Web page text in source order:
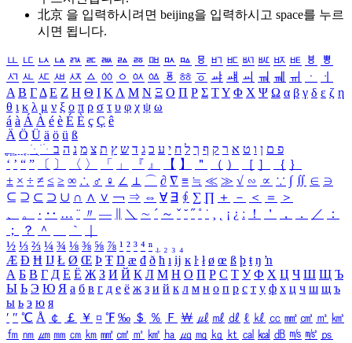
北京 을 입력하시려면 beijing을 입력하시고 space를 누르
시면 됩니다.
ㅥ ㅦ ㅧ ㅨ ㅩ ㅪ ㅫ ㅬ ㅭ ㅮ ㅯ ㅰ ㅱ ㅲ ㅳ ㅴ ㅵ ㅶ ㅷ ㅸ
ㅹ
ㅺ ㅻ ㅼ ㅽ ㅾ ㅿ ㆀ ㆁ ㆂ ㆃ ㆄ ㆅ ㆆ ㆇ ㆈ ㆉ ㆊ ㆋ ㆌ ㆍ
ㆎ
Α Β ΓΔ Ε Ζ Η Θ Ι ΚΛ Μ Ν Ξ Ο Π Ρ Σ ΤΥ Φ Χ Ψ Ω α β γ δ ε ζ η
θ ι κ λ μ ν ξ ο π ρ σ τ υ φ χ ψ ω
á à Á À é è É È ç Ç ê
Ä Ö Ü ä ö ü ß
ִֶֹ ֻּ ׁׂ פ ם ן ו ט א ר ק ף ך ל ח י ע כ ג ד ש ץ ת צ מ נ ה ב
‘ ’ “ ” 〔 〕 〈 〉 「 」 『 』 【 】 ＂ （ ） ［ ］ ｛ ｝
± × ÷ ≠ ≤ ≥ ∞ ∴ ♂ ♀ ∠ ⊥ ⌒ ∂ ∇ ≡ ≒ ≪ ≫ √ ∽ ∝ ∵ ∫ ∬ ∈ ∋
⊆ ⊇ ⊂ ⊃ ∪ ∩ ∧ ∨ ￢ ⇒ ⇔ ∀ ∃ ∮ ∑ ∏ ＋ － ＜ ＝
＞
、
。 · ‥ … ¨ 〃 ― ＼ ∼ ´ ～ ˇ ˘ ˝ ˚ ˙ ¸ ¡ ¿ ː ！ ＇ ， ． ／
：
；
？ ＾ ｀
½ ⅓ ⅔ ¼ ¾ ⅛ ⅜ ⅝ ⅞ ¹ ² ³ ⁴ ⁿ ₁ ₂ ₃ ₄
Æ Ð Ħ Ĳ Ł Ø Œ Þ Ŧ Ŋ æ đ ð ħ ı ĳ ĸ ŀ ł ø œ ß þ ŧ ŋ ŉ
А Б В Г Д Е Ё Ж З И Й К Л М Н О П Р С Т У Ф Х Ц Ч Ш Щ Ъ
Ы Ь Э Ю Я а б в г д е ё ж з и й к л м н о п р с т у ф х ц ч ш щ ъ
ы ь э ю я
′ ″ ℃ Å ￠ ￡ ￥ ¤ ℉ ‰ ＄ ％ Ｆ ￦ ㎕ ㎖ ㎗ ℓ ㎘ ㏄ ㎣ ㎤ ㎥ ㎦
㎙ ㎚ ㎛ ㎜ ㎝ ㎞ ㎟ ㎠ ㎡ ㎢ ㏊ ㎍ ㎎ ㎏ ㏏ ㎈ ㎉ ㏈ ㎧ ㎨ ㎰